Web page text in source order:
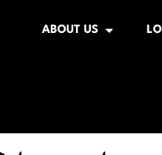
ABOUT US